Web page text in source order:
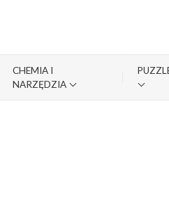
CHEMIA I
NARZĘDZIA